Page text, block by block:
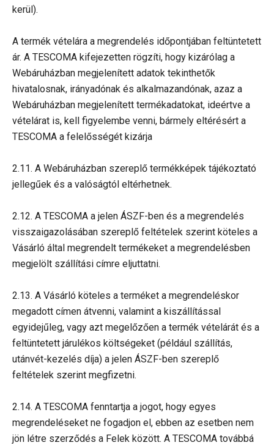
kerül).
A termék vételára a megrendelés időpontjában feltüntetett
ár. A TESCOMA kifejezetten rögzíti, hogy kizárólag a
Webáruházban megjelenített adatok tekinthetők
hivatalosnak, irányadónak és alkalmazandónak, azaz a
Webáruházban megjelenített termékadatokat, ideértve a
vételárat is, kell figyelembe venni, bármely eltérésért a
TESCOMA a felelősségét kizárja
2.11. A Webáruházban szereplő termékképek tájékoztató
jellegűek és a valóságtól eltérhetnek.
2.12. A TESCOMA a jelen ÁSZF-ben és a megrendelés
visszaigazolásában szereplő feltételek szerint köteles a
Vásárló által megrendelt termékeket a megrendelésben
megjelölt szállítási címre eljuttatni.
2.13. A Vásárló köteles a terméket a megrendeléskor
megadott címen átvenni, valamint a kiszállítással
egyidejűleg, vagy azt megelőzően a termék vételárát és a
feltüntetett járulékos költségeket (például szállítás,
utánvét-kezelés díja) a jelen ÁSZF-ben szereplő
feltételek szerint megfizetni.
2.14. A TESCOMA fenntartja a jogot, hogy egyes
megrendeléseket ne fogadjon el, ebben az esetben nem
jön létre szerződés a Felek között. A TESCOMA továbbá